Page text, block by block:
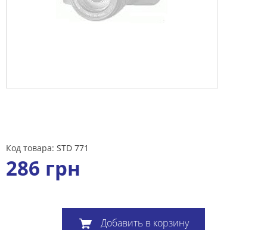
Код товара: STD 771
286 грн
Добавить в корзину